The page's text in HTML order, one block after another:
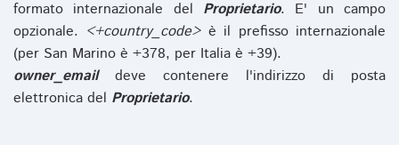
formato internazionale del Proprietario. E' un campo
opzionale. <+country_code>è il prefisso internazionale
(per San Marino è +378, per Italia è +39).
owner_emaildeve contenere l'indirizzo di posta
elettronica del Proprietario.